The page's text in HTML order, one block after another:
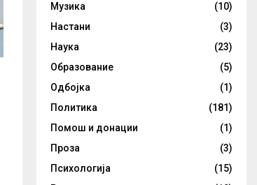
Музика
(10)
Настани
(3)
Наука
(23)
Образование
(5)
Одбојка
(1)
Политика
(181)
Помош и донации
(1)
Проза
(3)
Психологија
(15)